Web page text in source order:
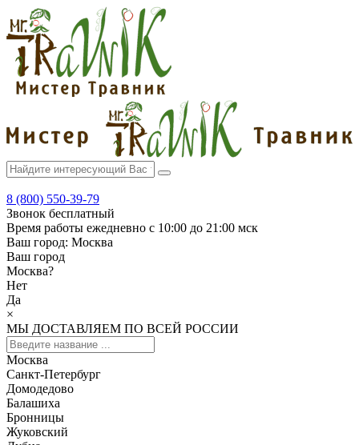
8 (800) 550-39-79
Звонок бесплатный
Время работы ежедневно с 10:00 до 21:00 мск
Ваш город: Москва
Ваш город
Москва?
Нет
Да
×
МЫ ДОСТАВЛЯЕМ ПО ВСЕЙ РОССИИ
Москва
Санкт-Петербург
Домодедово
Балашиха
Бронницы
Жуковский